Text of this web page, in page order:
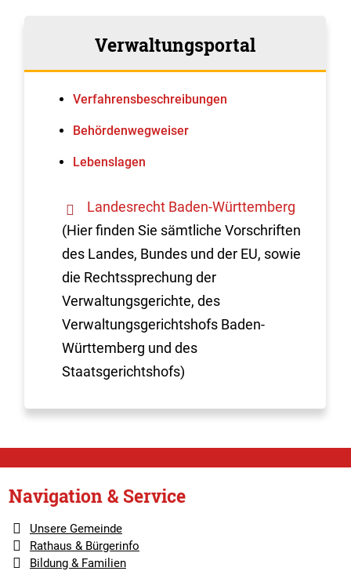
Verwaltungsportal
Verfahrens­beschreibungen
Behördenwegweiser
Lebenslagen
Landesrecht Baden-Württemberg
(Hier finden Sie sämtliche Vorschriften
des Landes, Bundes und der EU, sowie
die Rechtssprechung der
Verwaltungsgerichte, des
Verwaltungsgerichtshofs Baden-
Württemberg und des
Staatsgerichtshofs)
Navigation & Service
Unsere Gemeinde
Rathaus & Bürgerinfo
Bildung & Familien